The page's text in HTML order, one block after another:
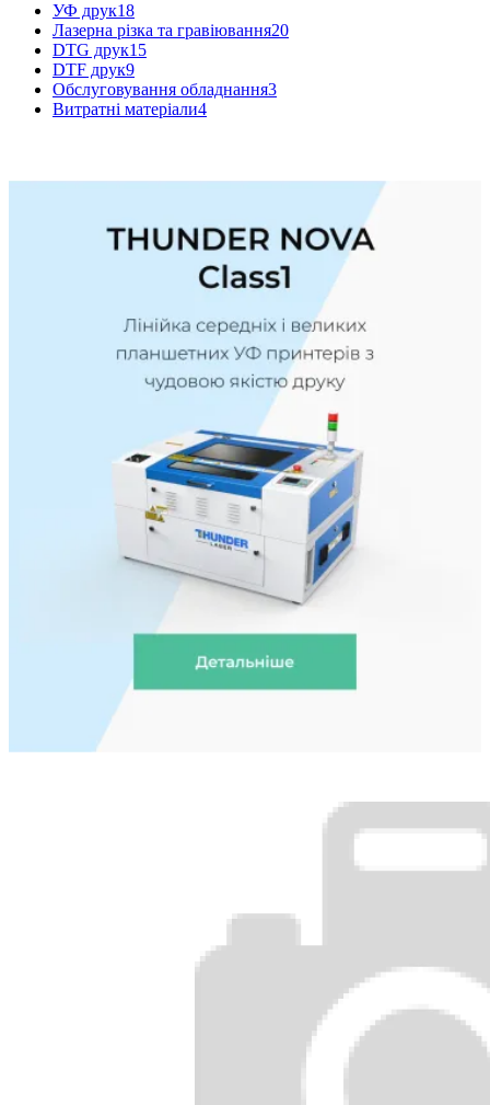
УФ друк18
Лазерна різка та гравіювання20
DTG друк15
DTF друк9
Обслуговування обладнання3
Витратні матеріали4